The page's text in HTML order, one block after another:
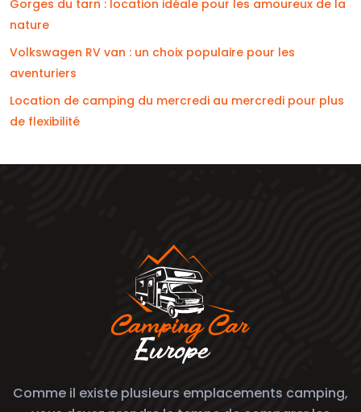
Gorges du tarn : location idéale pour les amoureux de la
nature
Volkswagen RV van : un choix populaire pour les
aventuriers
Location de camping du mercredi au mercredi pour plus
de flexibilité
Comme il existe plusieurs emplacements camping,